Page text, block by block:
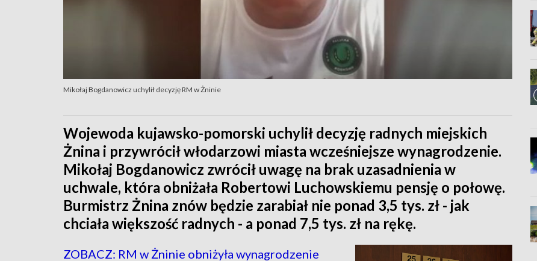
Mikołaj Bogdanowicz uchylił decyzję RM w Żninie
Wojewoda kujawsko-pomorski uchylił decyzję radnych miejskich
Żnina i przywrócił włodarzowi miasta wcześniejsze wynagrodzenie.
Mikołaj Bogdanowicz zwrócił uwagę na brak uzasadnienia w
uchwale, która obniżała Robertowi Luchowskiemu pensję o połowę.
Burmistrz Żnina znów będzie zarabiał nie ponad 3,5 tys. zł - jak
chciała większość radnych - a ponad 7,5 tys. zł na rękę.
ZOBACZ: RM w Żninie obniżyła wynagrodzenie